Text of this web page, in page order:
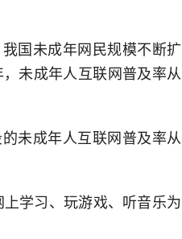
国未成年网民规模不断扩
未成年人互联网普及率从
未成年人互联网普及率从
学习、玩游戏、听音乐为